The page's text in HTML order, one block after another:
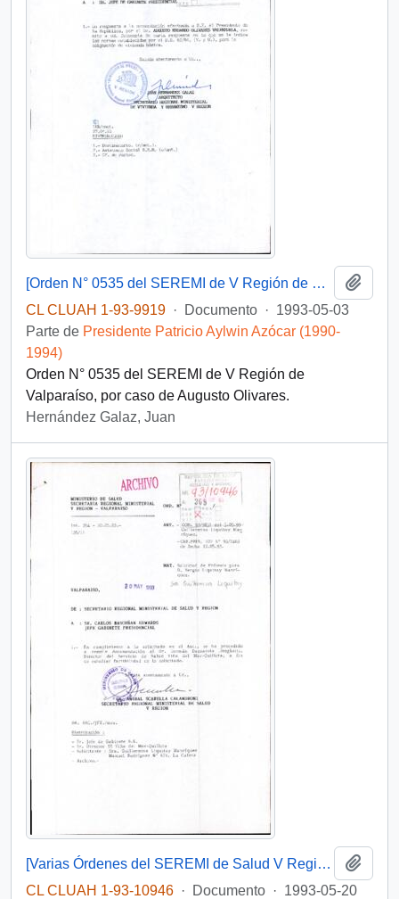
[Orden N° 0535 del SEREMI de V Región de Valparaíso]
CL CLUAH 1-93-9919 · Documento · 1993-05-03
Parte de Presidente Patricio Aylwin Azócar (1990-
1994)
Orden N° 0535 del SEREMI de V Región de
Valparaíso, por caso de Augusto Olivares.
Hernández Galaz, Juan
[Varias Órdenes del SEREMI de Salud V Región]
CL CLUAH 1-93-10946 · Documento · 1993-05-20